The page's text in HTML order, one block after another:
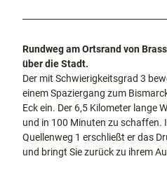
er
in
Rundweg am Ortsrand von
über die Stadt.
Der mit Schwierigkeitsgrad 3
einem Spaziergang zum
Eck ein. Der 6,5 Kilometer lange
und in 100 Minuten zu schaffen.
Quellenweg 1 erschließt er das
und bringt Sie zurück zu ihrem